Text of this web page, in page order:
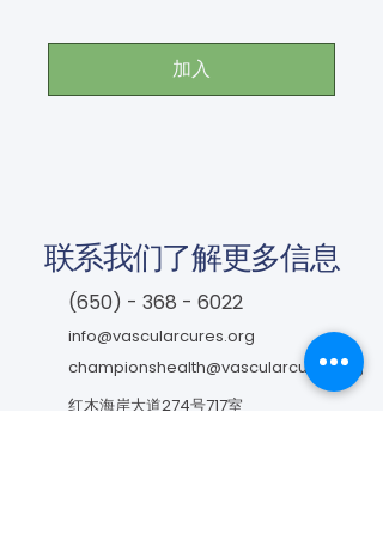
加入
联系我们了解更多信息
(650) - 368 - 6022
info@vascularcures.org
championshealth@vascularcures.org
红木海岸大道274号717室